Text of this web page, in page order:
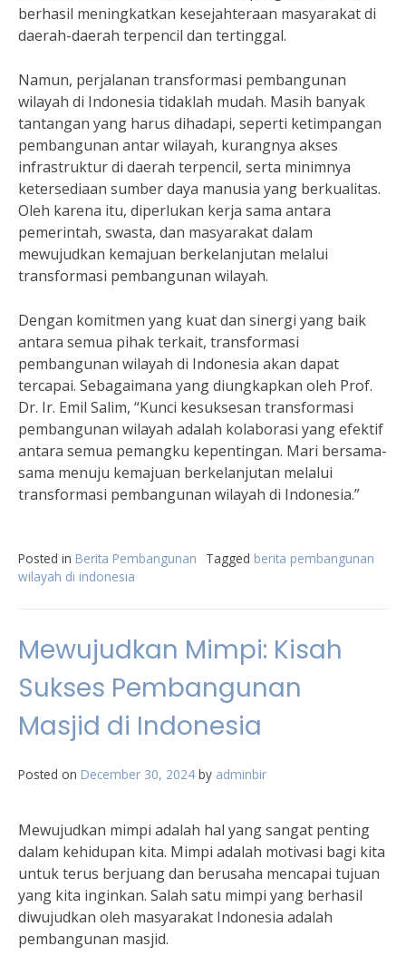
berhasil meningkatkan kesejahteraan masyarakat di
daerah-daerah terpencil dan tertinggal.
Namun, perjalanan transformasi pembangunan
wilayah di Indonesia tidaklah mudah. Masih banyak
tantangan yang harus dihadapi, seperti ketimpangan
pembangunan antar wilayah, kurangnya akses
infrastruktur di daerah terpencil, serta minimnya
ketersediaan sumber daya manusia yang berkualitas.
Oleh karena itu, diperlukan kerja sama antara
pemerintah, swasta, dan masyarakat dalam
mewujudkan kemajuan berkelanjutan melalui
transformasi pembangunan wilayah.
Dengan komitmen yang kuat dan sinergi yang baik
antara semua pihak terkait, transformasi
pembangunan wilayah di Indonesia akan dapat
tercapai. Sebagaimana yang diungkapkan oleh Prof.
Dr. Ir. Emil Salim, “Kunci kesuksesan transformasi
pembangunan wilayah adalah kolaborasi yang efektif
antara semua pemangku kepentingan. Mari bersama-
sama menuju kemajuan berkelanjutan melalui
transformasi pembangunan wilayah di Indonesia.”
Posted in Berita Pembangunan Tagged berita pembangunan
wilayah di indonesia
Mewujudkan Mimpi: Kisah
Sukses Pembangunan
Masjid di Indonesia
Posted on December 30, 2024 by adminbir
Mewujudkan mimpi adalah hal yang sangat penting
dalam kehidupan kita. Mimpi adalah motivasi bagi kita
untuk terus berjuang dan berusaha mencapai tujuan
yang kita inginkan. Salah satu mimpi yang berhasil
diwujudkan oleh masyarakat Indonesia adalah
pembangunan masjid.